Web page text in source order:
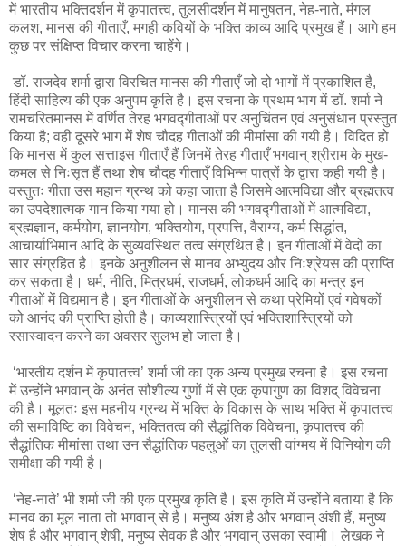
में भारतीय भक्तिदर्शन में कृपातत्त्व, तुलसीदर्शन में मानुषतन, नेह-नाते, मंगल
कलश, मानस की गीताएँ, मगही कवियों के भक्ति काव्य आदि प्रमुख हैं। आगे हम
कुछ पर संक्षिप्त विचार करना चाहेंगे।
डॉ. राजदेव शर्मा द्वारा विरचित मानस की गीताएँ जो दो भागों में प्रकाशित है,
हिंदी साहित्य की एक अनुपम कृति है। इस रचना के प्रथम भाग में डॉ. शर्मा ने
रामचरितमानस में वर्णित तेरह भगवद्गीताओं पर अनुचिंतन एवं अनुसंधान प्रस्तुत
किया है; वही दूसरे भाग में शेष चौदह गीताओं की मीमांसा की गयी है। विदित हो
कि मानस में कुल सत्ताइस गीताएँ हैं जिनमें तेरह गीताएँ भगवान् श्रीराम के मुख-
कमल से निःसृत हैं तथा शेष चौदह गीताएँ विभिन्न पात्रों के द्वारा कही गयी है।
वस्तुतः गीता उस महान ग्रन्थ को कहा जाता है जिसमे आत्मविद्या और ब्रह्मतत्व
का उपदेशात्मक गान किया गया हो। मानस की भगवद्गीताओं में आत्मविद्या,
ब्रह्मज्ञान, कर्मयोग, ज्ञानयोग, भक्तियोग, प्रपत्ति, वैराग्य, कर्म सिद्धांत,
आचार्याभिमान आदि के सुव्यवस्थित तत्व संग्रथित है। इन गीताओं में वेदों का
सार संग्रहित है। इनके अनुशीलन से मानव अभ्युदय और निःश्रेयस की प्राप्ति
कर सकता है। धर्म, नीति, मित्रधर्म, राजधर्म, लोकधर्म आदि का मन्त्र इन
गीताओं में विद्यमान है। इन गीताओं के अनुशीलन से कथा प्रेमियों एवं गवेषकों
को आनंद की प्राप्ति होती है। काव्यशास्त्रियों एवं भक्तिशास्त्रियों को
रसास्वादन करने का अवसर सुलभ हो जाता है।
‘भारतीय दर्शन में कृपातत्त्व’ शर्मा जी का एक अन्य प्रमुख रचना है। इस रचना
में उन्होंने भगवान् के अनंत सौशील्य गुणों में से एक कृपागुण का विशद् विवेचना
की है। मूलतः इस महनीय ग्रन्थ में भक्ति के विकास के साथ भक्ति में कृपातत्त्व
की समाविष्टि का विवेचन, भक्तितत्व की सैद्धांतिक विवेचना, कृपातत्त्व की
सैद्धांतिक मीमांसा तथा उन सैद्धांतिक पहलुओं का तुलसी वांग्मय में विनियोग की
समीक्षा की गयी है।
‘नेह-नाते’ भी शर्मा जी की एक प्रमुख कृति है। इस कृति में उन्होंने बताया है कि
मानव का मूल नाता तो भगवान् से है। मनुष्य अंश है और भगवान् अंशी हैं, मनुष्य
शेष है और भगवान् शेषी, मनुष्य सेवक है और भगवान् उसका स्वामी। लेखक ने